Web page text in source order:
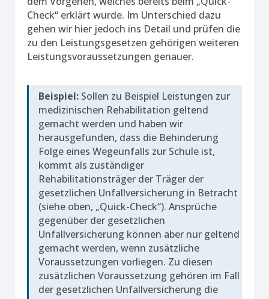
Check“ erklärt wurde. Im Unterschied dazu
gehen wir hier jedoch ins Detail und prüfen die
zu den Leistungsgesetzen gehörigen weiteren
Leistungsvoraussetzungen genauer.
Beispiel: Sollen zu Beispiel Leistungen zur
medizinischen Rehabilitation geltend
gemacht werden und haben wir
herausgefunden, dass die Behinderung
Folge eines Wegeunfalls zur Schule ist,
kommt als zuständiger
Rehabilitationsträger der Träger der
gesetzlichen Unfallversicherung in Betracht
(siehe oben, „Quick-Check“). Ansprüche
gegenüber der gesetzlichen
Unfallversicherung können aber nur geltend
gemacht werden, wenn zusätzliche
Voraussetzungen vorliegen. Zu diesen
zusätzlichen Voraussetzung gehören im Fall
der gesetzlichen Unfallversicherung die